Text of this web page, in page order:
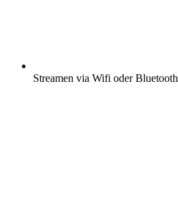
Streamen via Wifi oder Bluetooth